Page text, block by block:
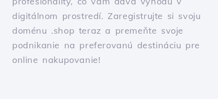
digitálnom prostredí. Zaregistrujte si svoju
doménu .shop teraz a premeňte svoje
podnikanie na preferovanú destináciu pre
online nakupovanie!